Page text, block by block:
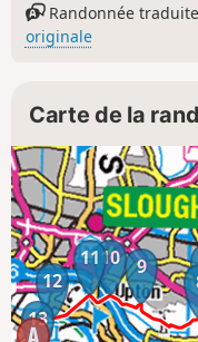
Randonnée
originale
Carte de la
9
10
11
12
13